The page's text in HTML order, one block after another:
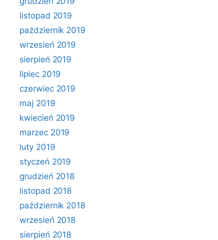
listopad 2019
październik 2019
wrzesień 2019
sierpień 2019
lipiec 2019
czerwiec 2019
maj 2019
kwiecień 2019
marzec 2019
luty 2019
styczeń 2019
grudzień 2018
listopad 2018
październik 2018
wrzesień 2018
sierpień 2018